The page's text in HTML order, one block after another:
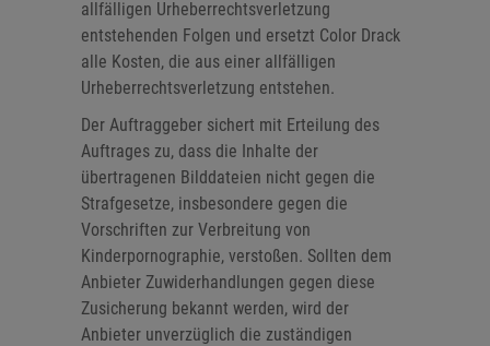
allfälligen Urheberrechtsverletzung
entstehenden Folgen und ersetzt Color Drack
alle Kosten, die aus einer allfälligen
Urheberrechtsverletzung entstehen.
Der Auftraggeber sichert mit Erteilung des
Auftrages zu, dass die Inhalte der
übertragenen Bilddateien nicht gegen die
Strafgesetze, insbesondere gegen die
Vorschriften zur Verbreitung von
Kinderpornographie, verstoßen. Sollten dem
Anbieter Zuwiderhandlungen gegen diese
Zusicherung bekannt werden, wird der
Anbieter unverzüglich die zuständigen